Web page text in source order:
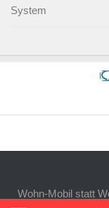
System
Wohn-Mobil statt